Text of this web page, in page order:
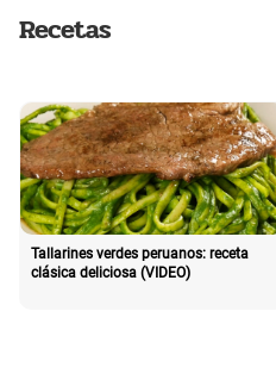
Recetas
Tallarines verdes peruanos: receta
clásica deliciosa (VIDEO)